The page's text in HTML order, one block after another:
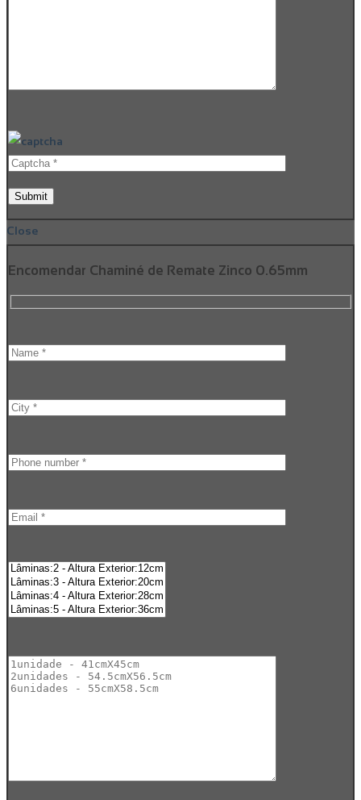
Close
Encomendar Chaminé de Remate Zinco 0.65mm